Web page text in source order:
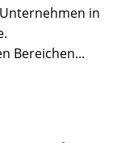
in
Bereichen...